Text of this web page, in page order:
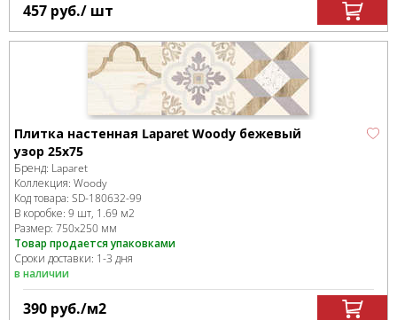
457 руб./ шт
Плитка настенная Laparet Woody бежевый
узор 25х75
Бренд: Laparet
Коллекция: Woody
Код товара: SD-180632-99
В коробке: 9 шт, 1.69 м2
Размер: 750x250 мм
Товар продается упаковками
Сроки доставки: 1-3 дня
в наличии
390 руб./м2